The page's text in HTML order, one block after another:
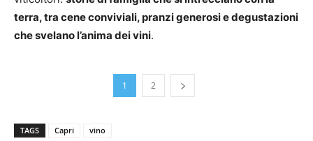
terra, tra cene conviviali, pranzi generosi e degustazioni
che svelano l’anima dei vini.
1 2
TAGS Capri vino